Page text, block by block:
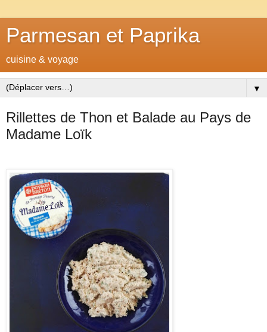
Parmesan et Paprika
cuisine & voyage
▼
Rillettes de Thon et Balade au Pays de
Madame Loïk